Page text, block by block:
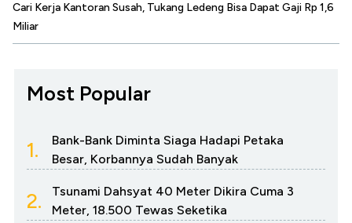
Cari Kerja Kantoran Susah, Tukang Ledeng Bisa Dapat Gaji Rp 1,6
Miliar
Most Popular
1.
Bank-Bank Diminta Siaga Hadapi Petaka
Besar, Korbannya Sudah Banyak
2.
Tsunami Dahsyat 40 Meter Dikira Cuma 3
Meter, 18.500 Tewas Seketika